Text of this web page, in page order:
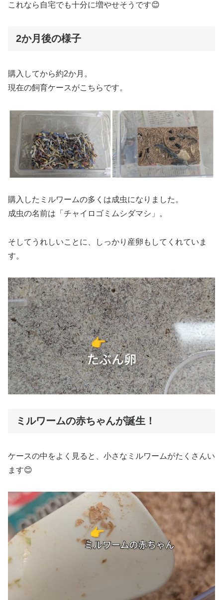
これなら自宅でも十分に増やせそうです😊
2か月後の様子
購入してから約2か月。
現在の飼育ケースがこちらです。
購入したミルワームの多くは成虫になりました。
成虫の名前は「チャイロゴミムシダマシ」。
そしてうれしいことに、しっかり産卵もしてくれていま
す。
ミルワームの赤ちゃんが誕生！
ケースの中をよく見ると、小さなミルワームがたくさんい
ます😊